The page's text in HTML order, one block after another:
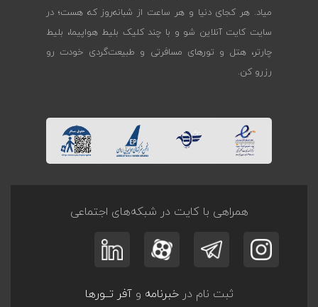
میاد. هر کجای دنیا و هر ساعت از شبانه‌روز که هست؛ در
سایت کایت آنلاین شو و با چند کلیک بلیط هواپیما، بلیط
چارتر، هتل و تورهای مسافرتی و طبیعت‌گردی خودت رو
رزرو کن.
همراهی با کایت در شبکه‌های اجتماعی
ثبت نام درخبرنامه وآفر تــورها